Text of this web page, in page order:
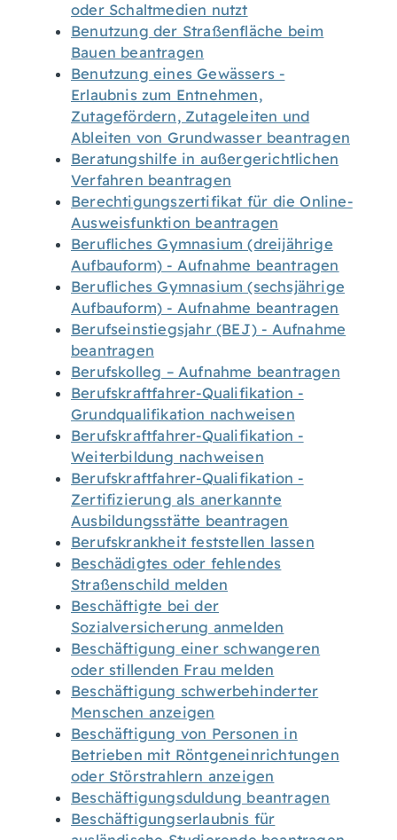
oder Schaltmedien nutzt
Benutzung der Straßenfläche beim
Bauen beantragen
Benutzung eines Gewässers -
Erlaubnis zum Entnehmen,
Zutagefördern, Zutageleiten und
Ableiten von Grundwasser beantragen
Beratungshilfe in außergerichtlichen
Verfahren beantragen
Berechtigungszertifikat für die Online-
Ausweisfunktion beantragen
Berufliches Gymnasium (dreijährige
Aufbauform) - Aufnahme beantragen
Berufliches Gymnasium (sechsjährige
Aufbauform) - Aufnahme beantragen
Berufseinstiegsjahr (BEJ) - Aufnahme
beantragen
Berufskolleg – Aufnahme beantragen
Berufskraftfahrer-Qualifikation -
Grundqualifikation nachweisen
Berufskraftfahrer-Qualifikation -
Weiterbildung nachweisen
Berufskraftfahrer-Qualifikation -
Zertifizierung als anerkannte
Ausbildungsstätte beantragen
Berufskrankheit feststellen lassen
Beschädigtes oder fehlendes
Straßenschild melden
Beschäftigte bei der
Sozialversicherung anmelden
Beschäftigung einer schwangeren
oder stillenden Frau melden
Beschäftigung schwerbehinderter
Menschen anzeigen
Beschäftigung von Personen in
Betrieben mit Röntgeneinrichtungen
oder Störstrahlern anzeigen
Beschäftigungsduldung beantragen
Beschäftigungserlaubnis für